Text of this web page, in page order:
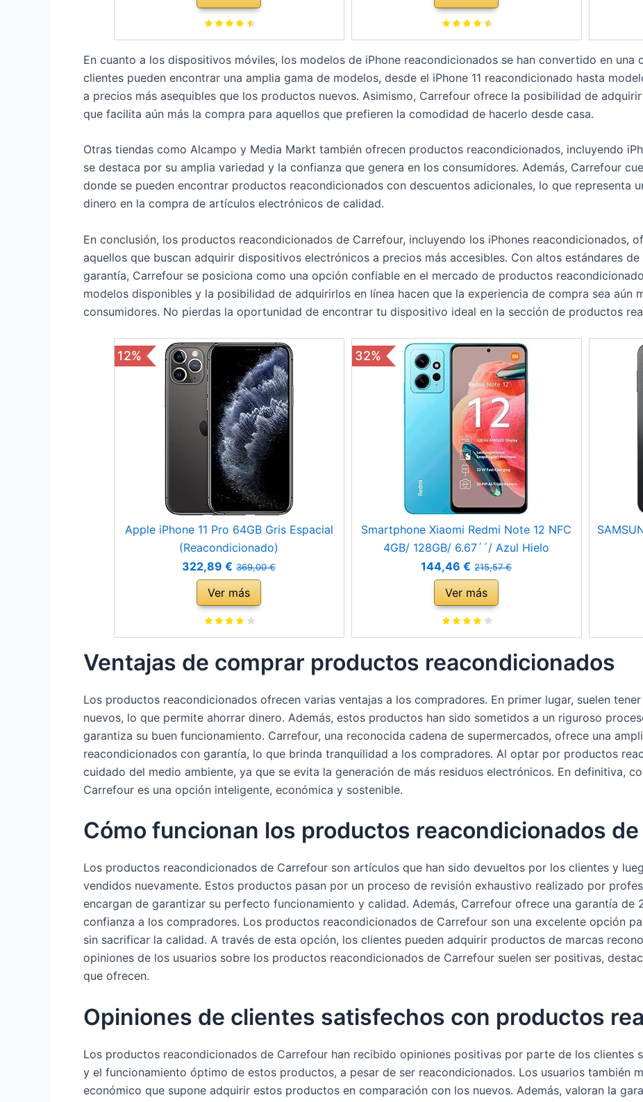
Dual SIM - Negro
En cuanto a los dispositivos móviles, los modelos de iPhone reacondicionados se han convertido en una
clientes pueden encontrar una amplia gama de modelos, desde el iPhone 11 reacondicionado hasta
a precios más asequibles que los productos nuevos. Asimismo, Carrefour ofrece la posibilidad de
que facilita aún más la compra para aquellos que prefieren la comodidad de hacerlo desde casa.
Otras tiendas como Alcampo y Media Markt también ofrecen productos reacondicionados, incluyendo
se destaca por su amplia variedad y la confianza que genera en los consumidores. Además, Carrefour
donde se pueden encontrar productos reacondicionados con descuentos adicionales, lo que representa
dinero en la compra de artículos electrónicos de calidad.
En conclusión, los productos reacondicionados de Carrefour, incluyendo los iPhones reacondicionados,
aquellos que buscan adquirir dispositivos electrónicos a precios más accesibles. Con altos estándares
garantía, Carrefour se posiciona como una opción confiable en el mercado de productos
modelos disponibles y la posibilidad de adquirirlos en línea hacen que la experiencia de compra sea aún
consumidores. No pierdas la oportunidad de encontrar tu dispositivo ideal en la sección de productos
12%
Apple iPhone 11 Pro 64GB Gris Espacial
(Reacondicionado)
322,89 € 369,00 €
Ver más
32%
Smartphone Xiaomi Redmi Note 12 NFC
4GB/ 128GB/ 6.67´´/ Azul Hielo
144,46 € 215,57 €
Ver más
Ventajas de comprar productos reacondicionados
Los productos reacondicionados ofrecen varias ventajas a los compradores. En primer lugar, suelen
nuevos, lo que permite ahorrar dinero. Además, estos productos han sido sometidos a un riguroso
garantiza su buen funcionamiento. Carrefour, una reconocida cadena de supermercados, ofrece una
reacondicionados con garantía, lo que brinda tranquilidad a los compradores. Al optar por productos
cuidado del medio ambiente, ya que se evita la generación de más residuos electrónicos. En definitiva,
Carrefour es una opción inteligente, económica y sostenible.
Cómo funcionan los productos reacondicionados
Los productos reacondicionados de Carrefour son artículos que han sido devueltos por los clientes y
vendidos nuevamente. Estos productos pasan por un proceso de revisión exhaustivo realizado por
encargan de garantizar su perfecto funcionamiento y calidad. Además, Carrefour ofrece una garantía de
confianza a los compradores. Los productos reacondicionados de Carrefour son una excelente opción
sin sacrificar la calidad. A través de esta opción, los clientes pueden adquirir productos de marcas
opiniones de los usuarios sobre los productos reacondicionados de Carrefour suelen ser positivas,
que ofrecen.
Opiniones de clientes satisfechos con productos
Los productos reacondicionados de Carrefour han recibido opiniones positivas por parte de los clientes
y el funcionamiento óptimo de estos productos, a pesar de ser reacondicionados. Los usuarios también
económico que supone adquirir estos productos en comparación con los nuevos. Además, valoran la